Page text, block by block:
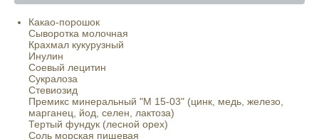
Какао-порошок
Сыворотка молочная
Крахмал кукурузный
Инулин
Соевый лецитин
Сукралоза
Стевиозид
Премикс минеральный "М 15-03" (цинк, медь, железо,
марганец, йод, селен, лактоза)
Тертый фундук (лесной орех)
Соль морская пищевая